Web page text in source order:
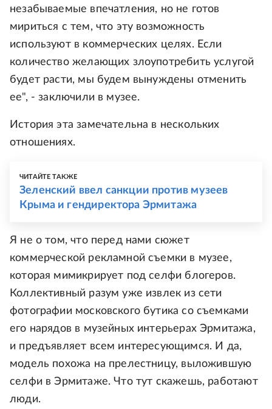
незабываемые впечатления, но не готов
мириться с тем, что эту возможность
используют в коммерческих целях. Если
количество желающих злоупотребить услугой
будет расти, мы будем вынуждены отменить
ее", - заключили в музее.
История эта замечательна в нескольких
отношениях.
ЧИТАЙТЕ ТАКЖЕ
Зеленский ввел санкции против музеев
Крыма и гендиректора Эрмитажа
Я не о том, что перед нами сюжет
коммерческой рекламной съемки в музее,
которая мимикрирует под селфи блогеров.
Коллективный разум уже извлек из сети
фотографии московского бутика со съемками
его нарядов в музейных интерьерах Эрмитажа,
и предъявляет всем интересующимся. И да,
модель похожа на прелестницу, выложившую
селфи в Эрмитаже. Что тут скажешь, работают
люди.